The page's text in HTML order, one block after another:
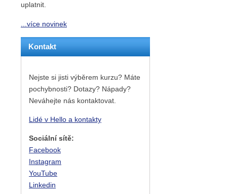
uplatnit.
...více novinek
Kontakt
Nejste si jisti výběrem kurzu? Máte
pochybnosti? Dotazy? Nápady?
Neváhejte nás kontaktovat.
Lidé v Hello a kontakty
Sociální sítě:
Facebook
Instagram
YouTube
Linkedin